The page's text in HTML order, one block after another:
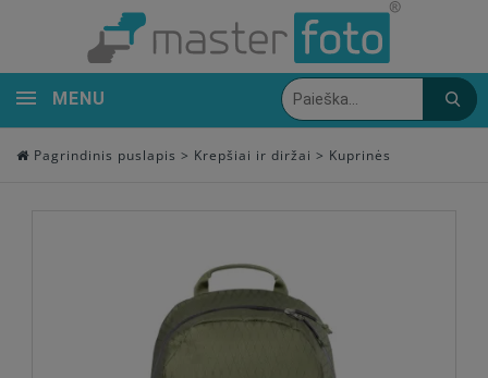
MENU
Pagrindinis puslapis > Krepšiai ir diržai > Kuprinės